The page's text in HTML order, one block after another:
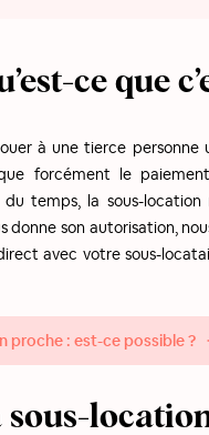
ce que
à une tierce
forcément le
temps, la sous-location
donne son autorisation,
avec votre sous-
proche : est-ce possible ?
sous-